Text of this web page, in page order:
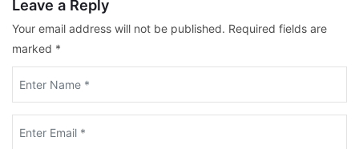
Leave a Reply
Your email address will not be published. Required fields are
marked *